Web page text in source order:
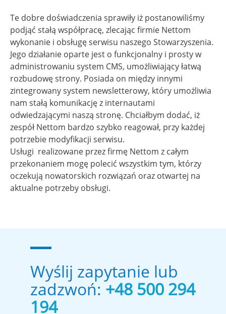
Te dobre doświadczenia sprawiły iż postanowiliśmy
podjąć stałą współpracę, zlecając firmie Nettom
wykonanie i obsługę serwisu naszego Stowarzyszenia.
Jego działanie oparte jest o funkcjonalny i prosty w
administrowaniu system CMS, umożliwiający łatwą
rozbudowę strony. Posiada on między innymi
zintegrowany system newsletterowy, który umożliwia
nam stałą komunikację z internautami
odwiedzającymi naszą stronę. Chciałbym dodać, iż
zespół Nettom bardzo szybko reagował, przy każdej
potrzebie modyfikacji serwisu.
Usługi realizowane przez firmę Nettom z całym
przekonaniem mogę polecić wszystkim tym, którzy
oczekują nowatorskich rozwiązań oraz otwartej na
aktualne potrzeby obsługi.
Wyślij zapytanie lub
zadzwoń:+48 500 294
194